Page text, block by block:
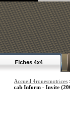
Fiches 4x4
Accueil 4rouesmotrices
cab Inform - Invite